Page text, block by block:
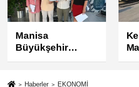
Keli
Mahallesi'nde
Asfalt Çalışması
Haberler EKONOMİ